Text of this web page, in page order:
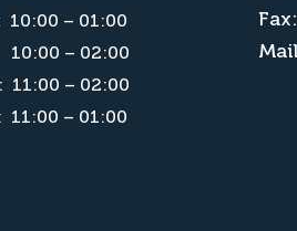
10:00 – 01:00
– 02:00
11:00 – 02:00
11:00 – 01:00